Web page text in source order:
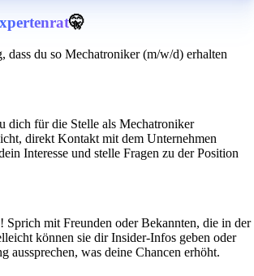
🤫
dass du so Mechatroniker (m/w/d) erhalten
dich für die Stelle als Mechatroniker
direkt Kontakt mit dem Unternehmen
Interesse und stelle Fragen zu der Position
Sprich mit Freunden oder Bekannten, die in der
können sie dir Insider-Infos geben oder
aussprechen, was deine Chancen erhöht.